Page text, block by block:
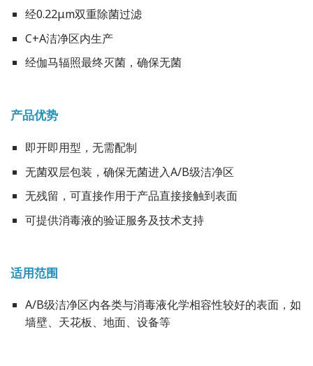
经0.22μm双重除菌过滤
C+A洁净区内生产
经伽马辐照最终灭菌，确保无菌
产品优势
即开即用型，无需配制
无菌双层包装，确保无菌进入A/B级洁净区
无残留，可直接作用于产品直接接触到表面
可提供消毒液的验证服务及技术支持
适用范围
A/B级洁净区内各类与消毒液化学相容性较好的表面，如
墙壁、天花板、地面、设备等